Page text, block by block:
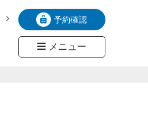
予約確認
メニュー